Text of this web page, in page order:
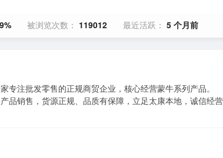
被浏览次数： 119012 最近活跃： 5 个月前
专注批发零售的正规商贸企业，核心经营蒙牛系列产品。
品销售，货源正规、品质有保障，立足太康本地，诚信经